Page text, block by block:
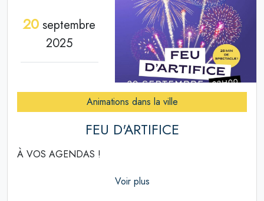
20 septembre
2025
Animations dans la ville
FEU D'ARTIFICE
À VOS AGENDAS !
Voir plus